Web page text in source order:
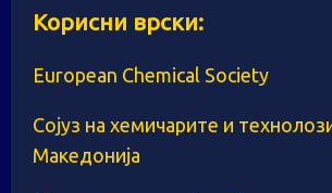
Корисни врски:
European Chemical Society
Сојуз на хемичарите и
Македонија